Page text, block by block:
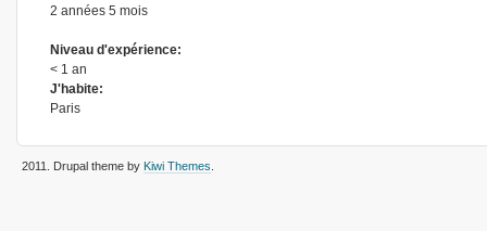
2 années 5 mois
Niveau d'expérience:
< 1 an
J'habite:
Paris
2011 . Drupal theme by Kiwi Themes